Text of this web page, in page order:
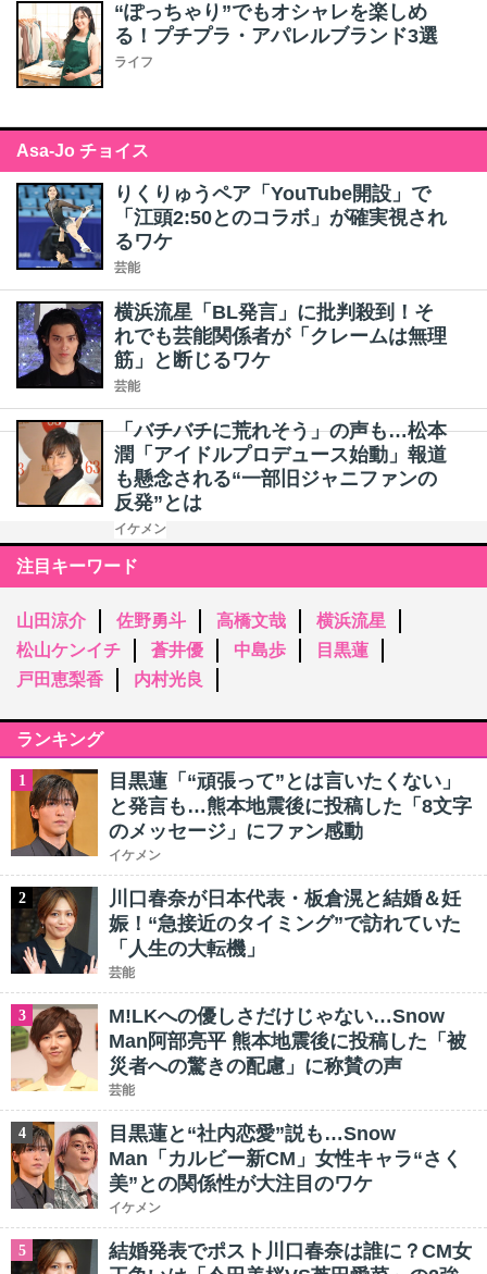
“ぽっちゃり”でもオシャレを楽しめ
る！プチプラ・アパレルブランド3選
ライフ
Asa-Jo チョイス
りくりゅうペア「YouTube開設」で
「江頭2:50とのコラボ」が確実視され
るワケ
芸能
横浜流星「BL発言」に批判殺到！そ
れでも芸能関係者が「クレームは無理
筋」と断じるワケ
芸能
「バチバチに荒れそう」の声も…松本
潤「アイドルプロデュース始動」報道
も懸念される“一部旧ジャニファンの
反発”とは
イケメン
注目キーワード
山田涼介 佐野勇斗 高橋文哉
横浜流星
松山ケンイチ
蒼井優 中島歩
目黒蓮
戸田恵梨香
内村光良
ランキング
1
目黒蓮「“頑張って”とは言いたくない」
と発言も…熊本地震後に投稿した「8文字
のメッセージ」にファン感動
イケメン
2
川口春奈が日本代表・板倉滉と結婚＆妊
娠！“急接近のタイミング”で訪れていた
「人生の大転機」
芸能
3
M!LKへの優しさだけじゃない…Snow
Man阿部亮平 熊本地震後に投稿した「被
災者への驚きの配慮」に称賛の声
芸能
4
目黒蓮と“社内恋愛”説も…Snow
Man「カルビー新CM」女性キャラ“さく
美”との関係性が大注目のワケ
イケメン
5
結婚発表でポスト川口春奈は誰に？CM女